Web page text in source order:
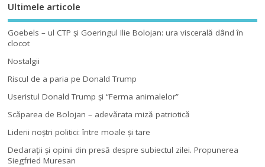
Ultimele articole
Goebels – ul CTP şi Goeringul Ilie Bolojan: ura viscerală dând în
clocot
Nostalgii
Riscul de a paria pe Donald Trump
Useristul Donald Trump şi “Ferma animalelor”
Scăparea de Bolojan – adevărata miză patriotică
Liderii noştri politici: între moale şi tare
Declaraţii şi opinii din presă despre subiectul zilei. Propunerea
Siegfried Muresan